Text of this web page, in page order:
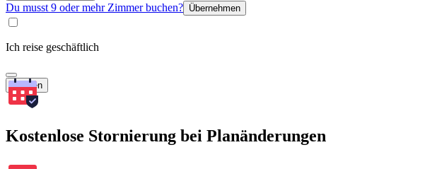
Du musst 9 oder mehr Zimmer buchen? Übernehmen
Ich reise geschäftlich
Suchen
Kostenlose Stornierung bei Planänderungen